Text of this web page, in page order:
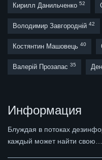
Кирилл Данильченко 52
Володимир Завгородній 42
Костянтин Машовець 40
Валерій Прозапас 35
Информация
Блуждая в потоках
каждый может найти